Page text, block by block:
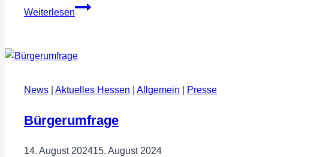
Weiterlesen
Früh
als
von
News Aktuelles Hessen Allgemein Presse
Bürgerumfrage
14. August 202415. August 2024